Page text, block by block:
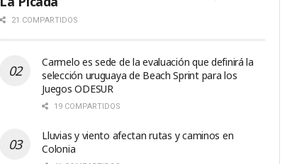
21 COMPARTIDOS
Carmelo es sede de la evaluación que definirá la
selección uruguaya de Beach Sprint para los
Juegos ODESUR
19 COMPARTIDOS
Lluvias y viento afectan rutas y caminos en
Colonia